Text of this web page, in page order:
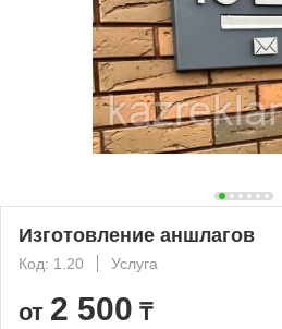
Изготовление аншлагов
Код: 1.20 Услуга
от 2 500 ₸